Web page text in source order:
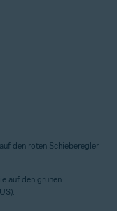
den roten Schieberegler
auf den grünen